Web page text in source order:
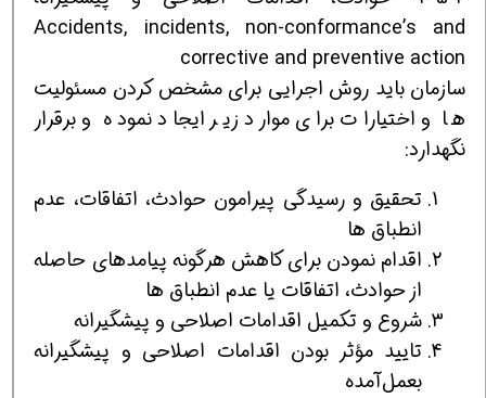
Accidents, incidents, non-conformance’s and
corrective and preventive action
سازمان باید روش اجرایی برای مشخص کردن مسئولیت
ها و اختیارات برای موارد زیر ایجاد نموده و برقرار
نگهدارد:
تحقیق و رسیدگی پیرامون حوادث، اتفاقات، عدم
انطباق ها
اقدام نمودن برای کاهش هرگونه پیامدهای حاصله
از حوادث، اتفاقات یا عدم انطباق ها
شروع و تکمیل اقدامات اصلاحی و پیشگیرانه
تایید مؤثر بودن اقدامات اصلاحی و پیشگیرانه
بعمل‌آمده